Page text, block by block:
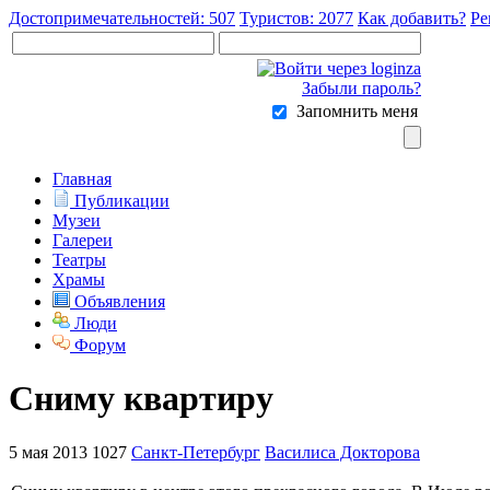
Достопримечательностей: 507 Туристов: 2077 Как добавить?
Забыли пароль?
Запомнить меня
Главная
Публикации
Музеи
Галереи
Театры
Храмы
Объявления
Люди
Форум
Сниму квартиру
5 мая 2013 1027 Санкт-Петербург Василиса Докторова